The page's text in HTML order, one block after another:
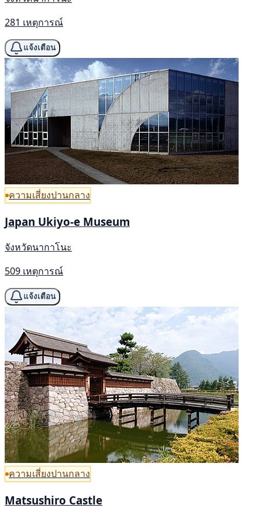
281 เหตุการณ์
แจ้งเตือน
ความเสี่ยงปานกลาง
Japan Ukiyo-e Museum
จังหวัดนากาโนะ
509 เหตุการณ์
แจ้งเตือน
ความเสี่ยงปานกลาง
Matsushiro Castle